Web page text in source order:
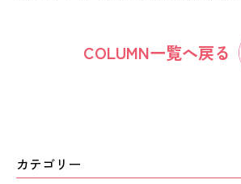
COLUMN一覧へ戻る
カテゴリー